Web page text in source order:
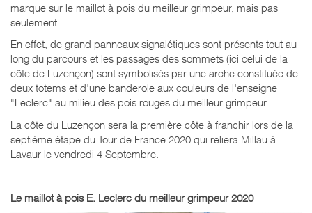
marque sur le maillot à pois du meilleur grimpeur, mais pas
seulement.
En effet, de grand panneaux signalétiques sont présents tout au
long du parcours et les passages des sommets (ici celui de la
côte de Luzençon) sont symbolisés par une arche constituée de
deux totems et d'une banderole aux couleurs de l'enseigne
"Leclerc" au milieu des pois rouges du meilleur grimpeur.
La côte du Luzençon sera la première côte à franchir lors de la
septième étape du Tour de France 2020 qui reliera Millau à
Lavaur le vendredi 4 Septembre.
Le maillot à pois E. Leclerc du meilleur grimpeur 2020